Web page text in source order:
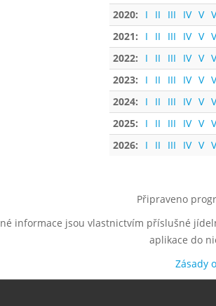
2020:
I II III IV V
2021:
I II III IV V
2022:
I II III IV V
2023:
I II III IV V
2024:
I II III IV V
2025:
I II III IV V
2026:
I II III IV V
Připraveno
informace jsou vlastnictvím příslušné
aplikace do
Zásady